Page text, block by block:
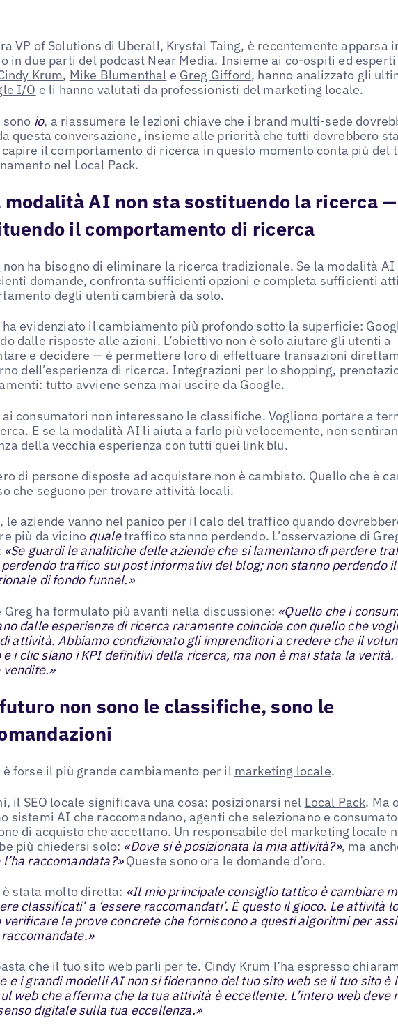
VP of Solutions di Uberall, Krystal Taing, è recentemente apparsa
in due parti del podcast Near Media. Insieme ai co-ospiti ed
Krum, Mike Blumenthal e Greg Gifford, hanno analizzato gli
I/O e li hanno valutati da professionisti del marketing locale.
sono io, a riassumere le lezioni chiave che i brand multi-sede
questa conversazione, insieme alle priorità che tutti dovrebbero
il comportamento di ricerca in questo momento conta più del
nel Local Pack.
modalità AI non sta sostituendo la ricerca
il comportamento di ricerca
non ha bisogno di eliminare la ricerca tradizionale. Se la modalità AI
domande, confronta sufficienti opzioni e completa sufficienti
degli utenti cambierà da solo.
evidenziato il cambiamento più profondo sotto la superficie:
dalle risposte alle azioni. L’obiettivo non è solo aiutare gli utenti a
e decidere — è permettere loro di effettuare transazioni
dell’esperienza di ricerca. Integrazioni per lo shopping,
tutto avviene senza mai uscire da Google.
ai consumatori non interessano le classifiche. Vogliono portare a
E se la modalità AI li aiuta a farlo più velocemente, non
della vecchia esperienza con tutti quei link blu.
di persone disposte ad acquistare non è cambiato. Quello che è
che seguono per trovare attività locali.
le aziende vanno nel panico per il calo del traffico quando
più da vicino qualetraffico stanno perdendo. L’osservazione di
«Se guardi le analitiche delle aziende che si lamentano di perdere
traffico sui post informativi del blog; non stanno perdendo
di fondo funnel.»
Greg ha formulato più avanti nella discussione: «Quello che i
dalle esperienze di ricerca raramente coincide con quello che
attività. Abbiamo condizionato gli imprenditori a credere che il
i clic siano i KPI definitivi della ricerca, ma non è mai stata la
vendite.»
non sono le classifiche, sono le
è forse il più grande cambiamento per il marketing locale.
il SEO locale significava una cosa: posizionarsi nel Local Pack. Ma
sistemi AI che raccomandano, agenti che selezionano e
di acquisto che accettano. Un responsabile del marketing locale
più chiedersi solo: «Dove si è posizionata la mia attività?», ma
l’ha raccomandata?»Queste sono ora le domande d’oro.
stata molto diretta: «Il mio principale consiglio tattico è cambiare
classificati’ a ‘essere raccomandati’. È questo il gioco. Le attività
verificare le prove concrete che forniscono a questi algoritmi per
che il tuo sito web parli per te. Cindy Krum l’ha espresso
e i grandi modelli AI non si fideranno del tuo sito web se il tuo sito è
web che afferma che la tua attività è eccellente. L’intero web deve
digitale sulla tua eccellenza.»